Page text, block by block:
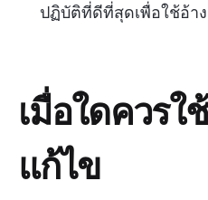
ปฏิบัติที่ดีที่สุดเพื่อใช้อ้า
เมื่อใดควรใ
แก้ไข